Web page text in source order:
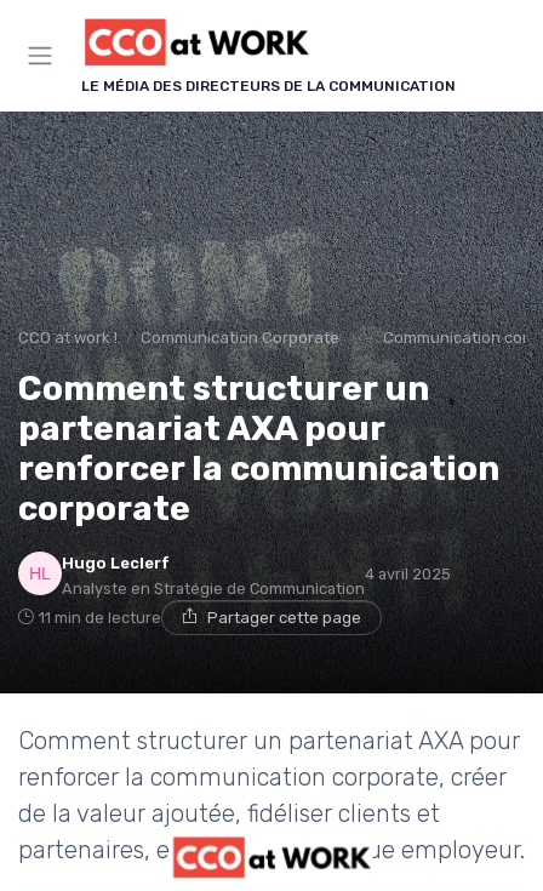
LE MÉDIA DES DIRECTEURS DE LA COMMUNICATION
CCO at work ! Communication Corporate & Institutionnelle Communication
Comment structurer un
partenariat AXA pour
renforcer la communication
corporate
Hugo Leclerf
Analyste en Stratégie de Communication
4 avril 2025
11 min de lecture Partager cette page
Comment structurer un partenariat AXA pour
renforcer la communication corporate, créer
de la valeur ajoutée, fidéliser clients et
partenaires, et soutenir la marque employeur.
Panneau de gestion des cookies